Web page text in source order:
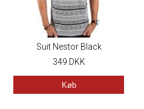
Suit Nestor Black
349 DKK
Køb